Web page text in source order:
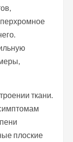
ткани.
плоские